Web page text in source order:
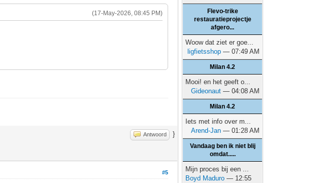
(17-May-2026, 08:45 PM)
Antwoord }
#5
Flevo-trike
restauratieprojectje
afgero...
Woow dat ziet er goe...
ligfietsshop — 07:49 AM
Milan 4.2
Mooi! en het geeft o...
Gideonaut — 04:08 AM
Milan 4.2
Iets met info over m...
Arend-Jan — 01:28 AM
Vandaag ben ik niet blij
omdat.....
Mijn proces bij een ...
Boyd Maduro — 12:55